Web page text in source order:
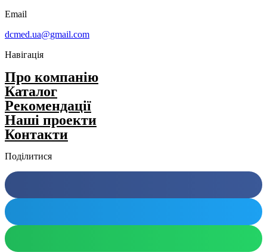
Email
dcmed.ua@gmail.com
Навігація
Про компанію
Каталог
Рекомендації
Нашi проекти
Контакти
Поділитися